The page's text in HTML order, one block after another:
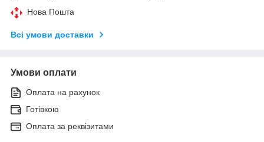
Нова Пошта
Всі умови доставки
Умови оплати
Оплата на рахунок
Готівкою
Оплата за реквізитами